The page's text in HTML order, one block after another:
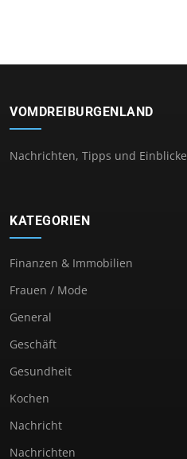
VOMDREIBURGENLAND
Nachrichten, Tipps und Einblicke
KATEGORIEN
Finanzen & Immobilien
Frauen / Mode
General
Geschäft
Gesundheit
Kochen
Nachricht
Nachrichten